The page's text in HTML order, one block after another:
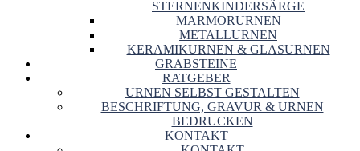
STERNENKINDERSÄRGE
MARMORURNEN
METALLURNEN
KERAMIKURNEN & GLASURNEN
GRABSTEINE
RATGEBER
URNEN SELBST GESTALTEN
BESCHRIFTUNG, GRAVUR & URNEN
BEDRUCKEN
KONTAKT